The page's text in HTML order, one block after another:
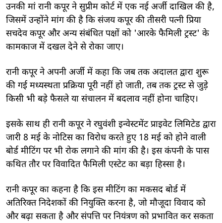
उनकी मां रानी कपूर ने सुप्रीम कोर्ट में एक नई अर्जी दाखिल की है,
जिसमें उन्होंने मांग की है कि संजय कपूर की तीसरी पत्नी प्रिया
सचदेव कपूर और अन्य संबंधित पक्षों को 'आरके फैमिली ट्रस्ट' के
कामकाज में दखल देने से रोका जाए।
रानी कपूर ने अपनी अर्जी में कहा कि जब तक अदालत द्वारा शुरू
की गई मध्यस्थता प्रक्रिया पूरी नहीं हो जाती, तब तक ट्रस्ट से जुड़े
किसी भी बड़े फैसले या संचालन में बदलाव नहीं होना चाहिए।
इसके साथ ही रानी कपूर ने रघुवंशी इन्वेस्टमेंट प्राइवेट लिमिटेड द्वारा
जारी 8 मई के नोटिस का विरोध करते हुए 18 मई को होने वाली
बोर्ड मीटिंग पर भी रोक लगाने की मांग की है। इस कंपनी के पास
कथित तौर पर विवादित फैमिली एस्टेट का बड़ा हिस्सा है।
रानी कपूर का कहना है कि इस मीटिंग का मकसद बोर्ड में
अतिरिक्त निदेशकों की नियुक्ति करना है, जो मौजूदा विवाद को
और बढ़ा सकता है और संपत्ति पर नियंत्रण को प्रभावित कर सकता